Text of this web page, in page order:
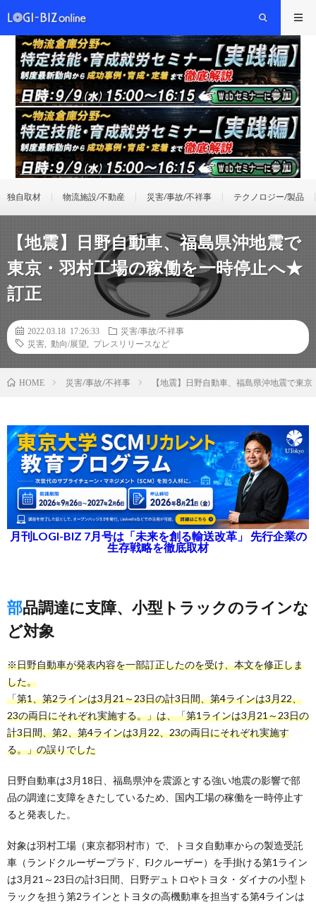
独自取材 物流施設/不動産 災害/事故/不祥事 テクノロジー/製品
【地震】日野自動車、福島県沖地震で
東京・羽村工場の稼働を一時停止へ★
訂正
2022.03.18 17:26:33
災害/事故/不祥事
災害
動向/展望 プレスリリースなど
HOME 災害/事故/不祥事 【地震】日野自動車、福島県沖地震で東
月刊LOGI-BIZ 7月号は「未来を創る輸送改革」 先行企業の
生存戦略を徹底取材
部品調達に支障、小型トラックのラインな
ど対象
※日野自動車が発表内容を一部訂正したのを受け、本文を修正しま
した。
「第1、第2ラインは3月21～23日の計3日間、第4ラインは3月22、
23の両日にそれぞれ実施する。」は、「第1ラインは3月21～23日の
計3日間、第2、第4ラインは3月22、23の両日にそれぞれ実施す
る。」の誤りでした
日野自動車は3月18日、福島県沖を震源とする強い地震の影響で部
品の調達に支障をきたしているため、国内工場の稼働を一時停止す
ると発表した。
対象は羽村工場（東京都羽村市）で、トヨタ自動車からの製造受託
車（ランドクルーザープラド、FJクルーザー）を手掛ける第1ライン
は3月21～23日の計3日間、日野デュトロやトヨタ・ダイナの小型ト
ラックを担う第2ラインとトヨタの高機動車を担当する第4ラインは